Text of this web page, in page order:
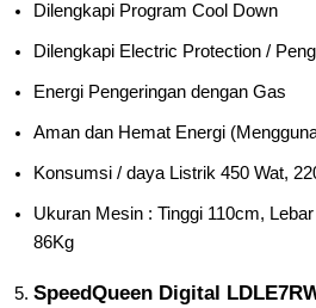
Dilengkapi Program Cool Down
Dilengkapi Electric Protection /
Energi Pengeringan dengan Gas
Aman dan Hemat Energi
Konsumsi / daya Listrik 450 Wat,
Ukuran Mesin : Tinggi 110cm,
86Kg
SpeedQueen Digital